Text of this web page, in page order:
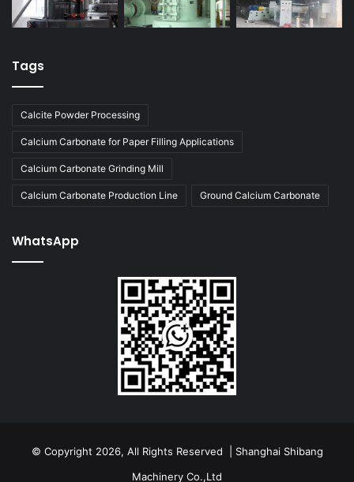
Tags
Calcite Powder Processing
Calcium Carbonate for Paper Filling Applications
Calcium Carbonate Grinding Mill
Calcium Carbonate Production Line Ground Calcium Carbonate
WhatsApp
© Copyright 2026, All Rights Reserved | Shanghai Shibang
Machinery Co.,Ltd